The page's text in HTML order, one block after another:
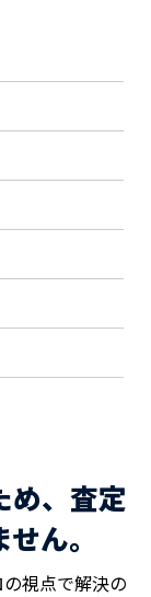
め、査定
ん。
視点で解決の